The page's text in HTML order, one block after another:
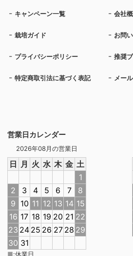
営業日カレンダー
2026年08月の営業日
日 月 火 水 木 金 土
1
2
3 4 5 6 7
8
9 10 11 12 13 14 15
16 17 18 19 20 21 22
23 24 25 26 27 28 29
30 31
■:休業日
キャンペーン一覧 会社
栽培ガイド お問
プライバシーポリシー 推奨
特定商取引法に基づく表記 メー